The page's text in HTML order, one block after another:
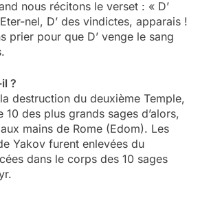
nous récitons le verset : « D’
nel, D’ des vindictes, apparais !
prier pour que D’ venge le sang
?
destruction du deuxième Temple,
10 des plus grands sages d’alors,
mains de Rome (Edom). Les
Yakov furent enlevées du
dans le corps des 10 sages